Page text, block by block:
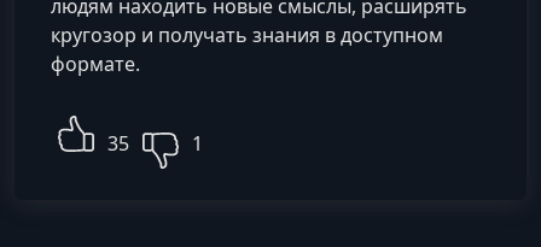
людям находить новые смыслы, расширять
кругозор и получать знания в доступном
формате.
35 1